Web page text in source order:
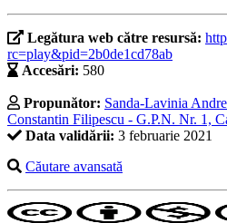
Legătura web către resursă:
rc=play&pid=2b0de1cd78ab
Accesări: 580
Propunător: Sanda-Lavinia
Constantin Filipescu - G.P.N. Nr. 1,
Data validării: 3 februarie 2021
Căutare avansată